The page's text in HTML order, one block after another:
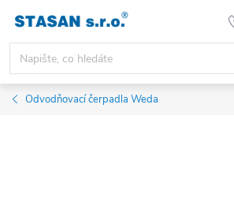
obsah
Odvodňovací čerpadla Weda